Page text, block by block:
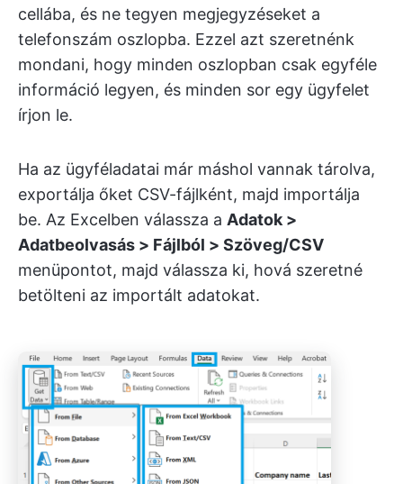
cellába, és ne tegyen megjegyzéseket a
telefonszám oszlopba. Ezzel azt szeretnénk
mondani, hogy minden oszlopban csak egyféle
információ legyen, és minden sor egy ügyfelet
írjon le.
Ha az ügyféladatai már máshol vannak tárolva,
exportálja őket CSV-fájlként, majd importálja
be. Az Excelben válassza a Adatok >
Adatbeolvasás > Fájlból > Szöveg/CSV
menüpontot, majd válassza ki, hová szeretné
betölteni az importált adatokat.